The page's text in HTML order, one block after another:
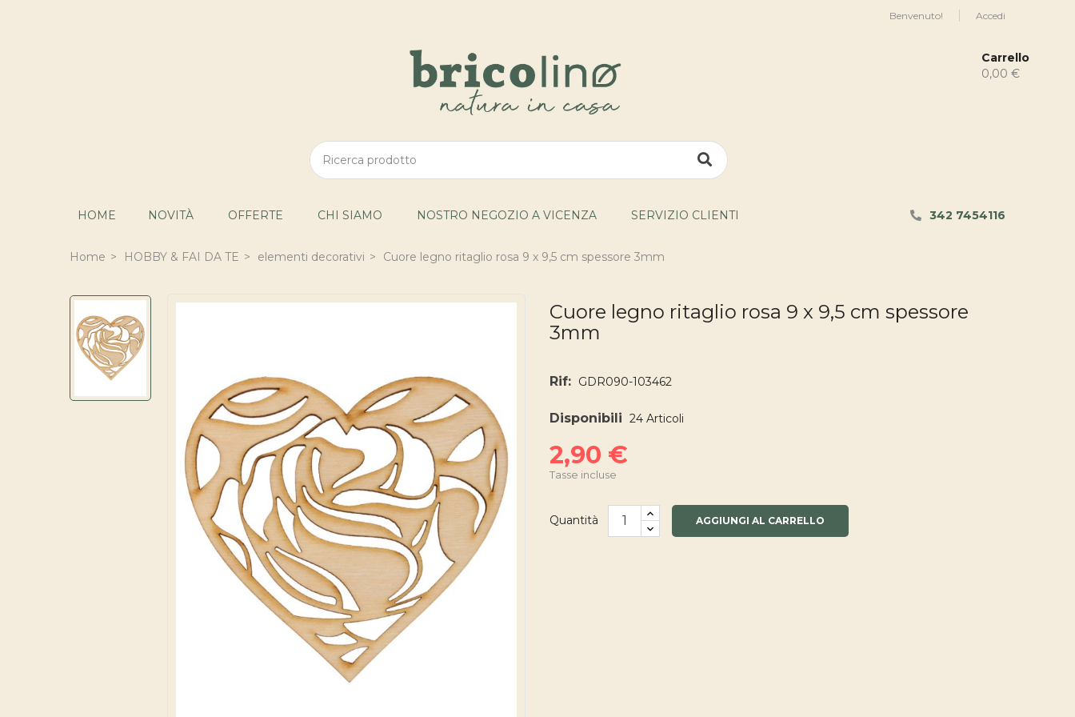
Benvenuto! Accedi
Carrello
0,00 €
HOME NOVITÀ OFFERTE CHI SIAMO NOSTRO NEGOZIO A VICENZA SERVIZIO CLIENTI 342 7454116
Home HOBBY & FAI DA TE elementi decorativi Cuore legno ritaglio rosa 9 x 9,5 cm spessore 3mm
Cuore legno ritaglio rosa 9 x 9,5 cm spessore
3mm
Rif: GDR090-103462
Disponibili 24 Articoli
2,90 €
Tasse incluse
Quantità AGGIUNGI AL CARRELLO